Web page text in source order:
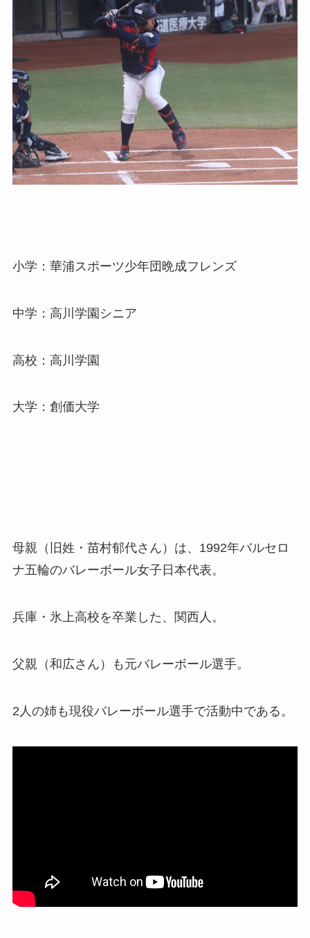
小学：華浦スポーツ少年団晩成フレンズ
中学：高川学園シニア
高校：高川学園
大学：創価大学
母親（旧姓・苗村郁代さん）は、1992年バルセロ
ナ五輪のバレーボール女子日本代表。
兵庫・氷上高校を卒業した、関西人。
父親（和広さん）も元バレーボール選手。
2人の姉も現役バレーボール選手で活動中である。